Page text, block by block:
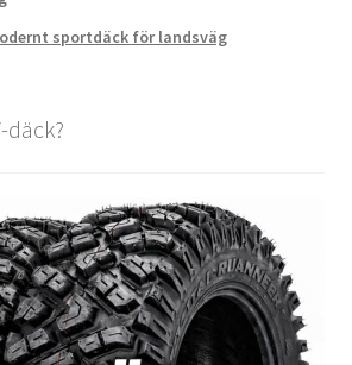
sportdäck för landsväg
däck?